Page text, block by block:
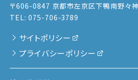
〒606-0847 京都市左京区下鴨南野々
TEL: 075-706-3789
サイトポリシー
プライバシーポリシー